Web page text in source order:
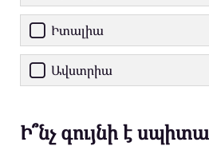
Իտալիա
Ավստրիա
Ի՞նչ գույնի է